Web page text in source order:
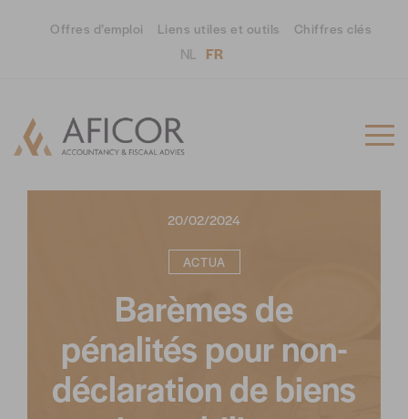
Offres d’emploi Liens utiles et outils Chiffres clés
NL FR
20/02/2024
ACTUA
Barèmes de
pénalités pour non-
déclaration de biens